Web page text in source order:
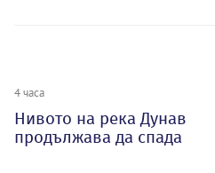
4 часа
Нивото на река Дунав
продължава да спада